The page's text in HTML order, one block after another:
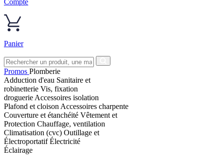
Compte
Panier
Promos Plomberie
Adduction d'eau Sanitaire et
robinetterie Vis, fixation
droguerie Accessoires isolation
Plafond et cloison Accessoires charpente
Couverture et étanchéité Vêtement et
Protection Chauffage, ventilation
Climatisation (cvc) Outillage et
ÉlectroportatifÉlectricité
Éclairage